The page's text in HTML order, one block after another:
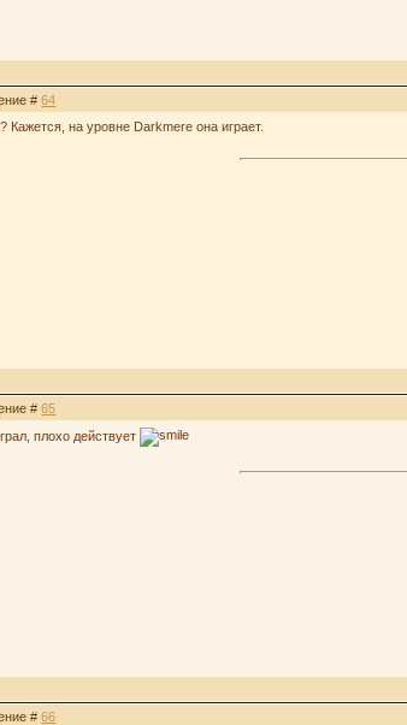
#64
Кажется, на уровне Darkmere она играет.
#65
плохо действует
#66